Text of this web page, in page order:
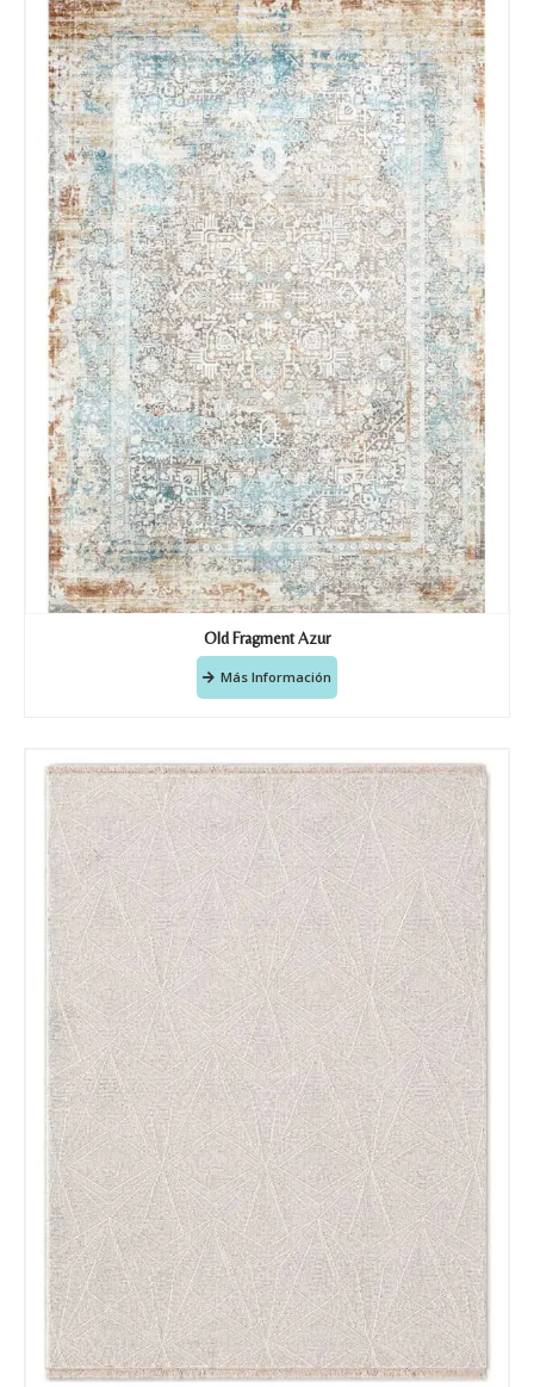
Old Fragment Azur
Más Información